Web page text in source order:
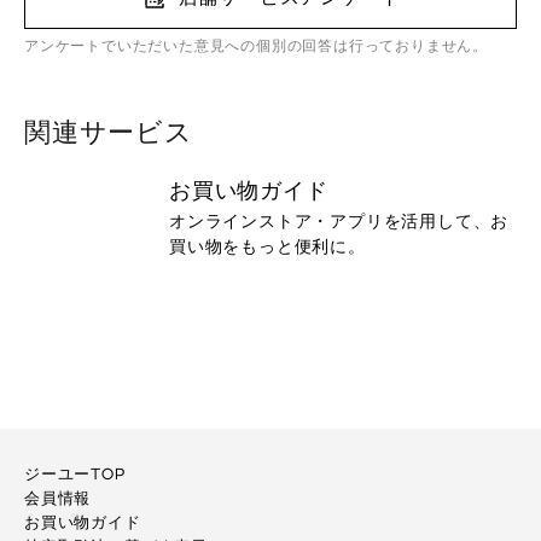
アンケートでいただいた意見への個別の回答は行っておりません。
関連サービス
お買い物ガイド
オンラインストア・アプリを活用して、お
買い物をもっと便利に。
ジーユーTOP
会員情報
お買い物ガイド